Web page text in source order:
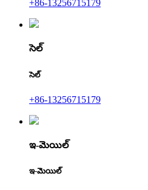
+86-13256715179
సెల్
సెల్
+86-13256715179
ఇ-మెయిల్
ఇ-మెయిల్